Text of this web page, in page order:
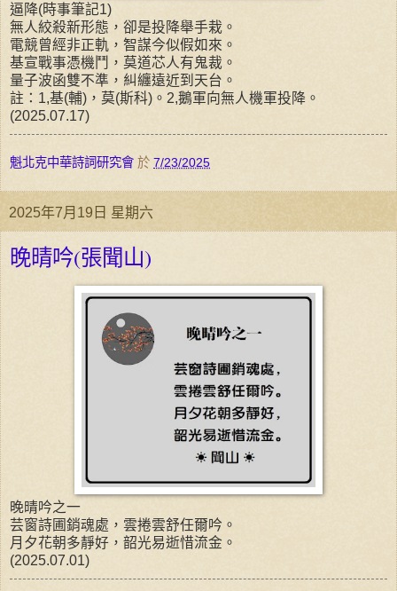
逼降(時事筆記1)
無人絞殺新形態，卻是投降舉手栽。
電競曾經非正軌，智謀今似假如來。
基宣戰事憑機鬥，莫道芯人有鬼裁。
量子波函雙不準，糾纏遠近到天台。
註：1,基(輔)，莫(斯科)。2,鵝軍向無人機軍投降。
(2025.07.17)
魁北克中華詩詞研究會 於 7/23/2025
2025年7月19日 星期六
晚晴吟(張聞山)
晚晴吟之一
芸窗詩圃銷魂處，雲捲雲舒任爾吟。
月夕花朝多靜好，韶光易逝惜流金。
(2025.07.01)